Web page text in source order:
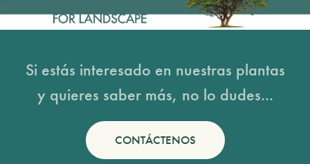
Si estás interesado en nuestras plantas
y quieres saber más, no lo dudes...
CONTÁCTENOS